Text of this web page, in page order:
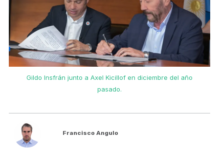
Gildo Insfrán junto a Axel Kicillof en diciembre del año
pasado.
Francisco Angulo